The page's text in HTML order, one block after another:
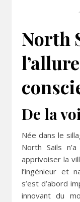
North
De la
Née dans le sillage des régates les plus mythiques,
North Sails
apprivoiser la
l’ingénieur et
s’est d’abord
innovant du